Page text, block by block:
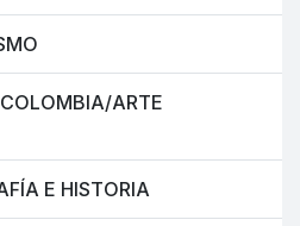
ARTE
E HISTORIA